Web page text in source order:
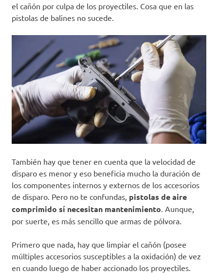
el cañón por culpa de los proyectiles. Cosa que en las
pistolas de balines no sucede.
También hay que tener en cuenta que la velocidad de
disparo es menor y eso beneficia mucho la duración de
los componentes internos y externos de los accesorios
de disparo. Pero no te confundas, pistolas de aire
comprimido sí necesitan mantenimiento . Aunque,
por suerte, es más sencillo que armas de pólvora.
Primero que nada, hay que limpiar el cañón (posee
múltiples accesorios susceptibles a la oxidación) de vez
en cuando luego de haber accionado los proyectiles.